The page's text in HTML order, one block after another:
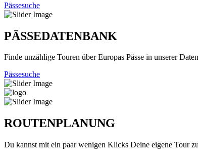
Pässesuche
PÄSSEDATENBANK
Finde unzählige Touren über Europas Pässe in unserer
Pässesuche
ROUTENPLANUNG
Du kannst mit ein paar wenigen Klicks Deine eigene Tour